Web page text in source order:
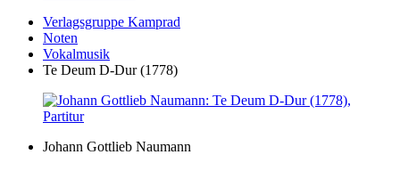
Verlagsgruppe Kamprad
Noten
Vokalmusik
Te Deum D-Dur (1778)
Johann Gottlieb Naumann